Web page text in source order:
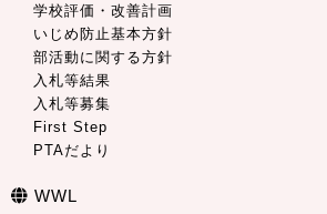
学校評価・改善計画
いじめ防止基本方針
部活動に関する方針
入札等結果
入札等募集
First Step
PTAだより
WWL